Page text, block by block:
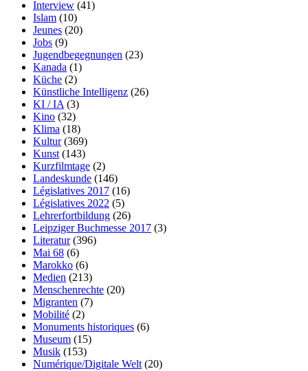
Interview (41)
Islam (10)
Jeunes (20)
Jobs (9)
Jugendbegegnungen (23)
Kanada (1)
Küche (2)
Künstliche Intelligenz (26)
KI / IA (3)
Kino (32)
Klima (18)
Kultur(369)
Kunst (143)
Kurzfilmtage (2)
Landeskunde (146)
Législatives 2017 (16)
Législatives 2022 (5)
Lehrerfortbildung (26)
Leipziger Buchmesse 2017 (3)
Literatur(396)
Mai 68 (6)
Marokko (6)
Medien (213)
Menschenrechte (20)
Migranten (7)
Mobilité (2)
Monuments historiques (6)
Museum (15)
Musik (153)
Numérique/Digitale Welt (20)